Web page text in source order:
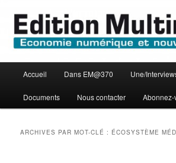
contenu
principal
contenu
secondaire
Edition Multimédi@
principal
Accueil Dans EM@370 Une/
Documents Nous contacter Abonnez-
ARCHIVES PAR MOT-CLÉ : ÉCOSYSTÈME